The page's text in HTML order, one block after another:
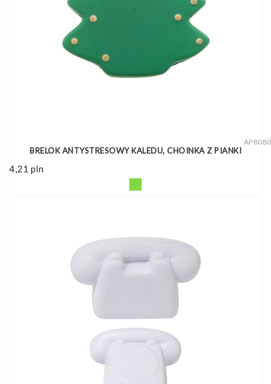
BRELOK ANTYSTRESOWY KALEDU, CHOINKA Z PIANKI
4,21 pln